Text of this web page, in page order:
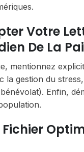
Votre
De La
mentionnez
la gestion du
Enfin,
Fichier